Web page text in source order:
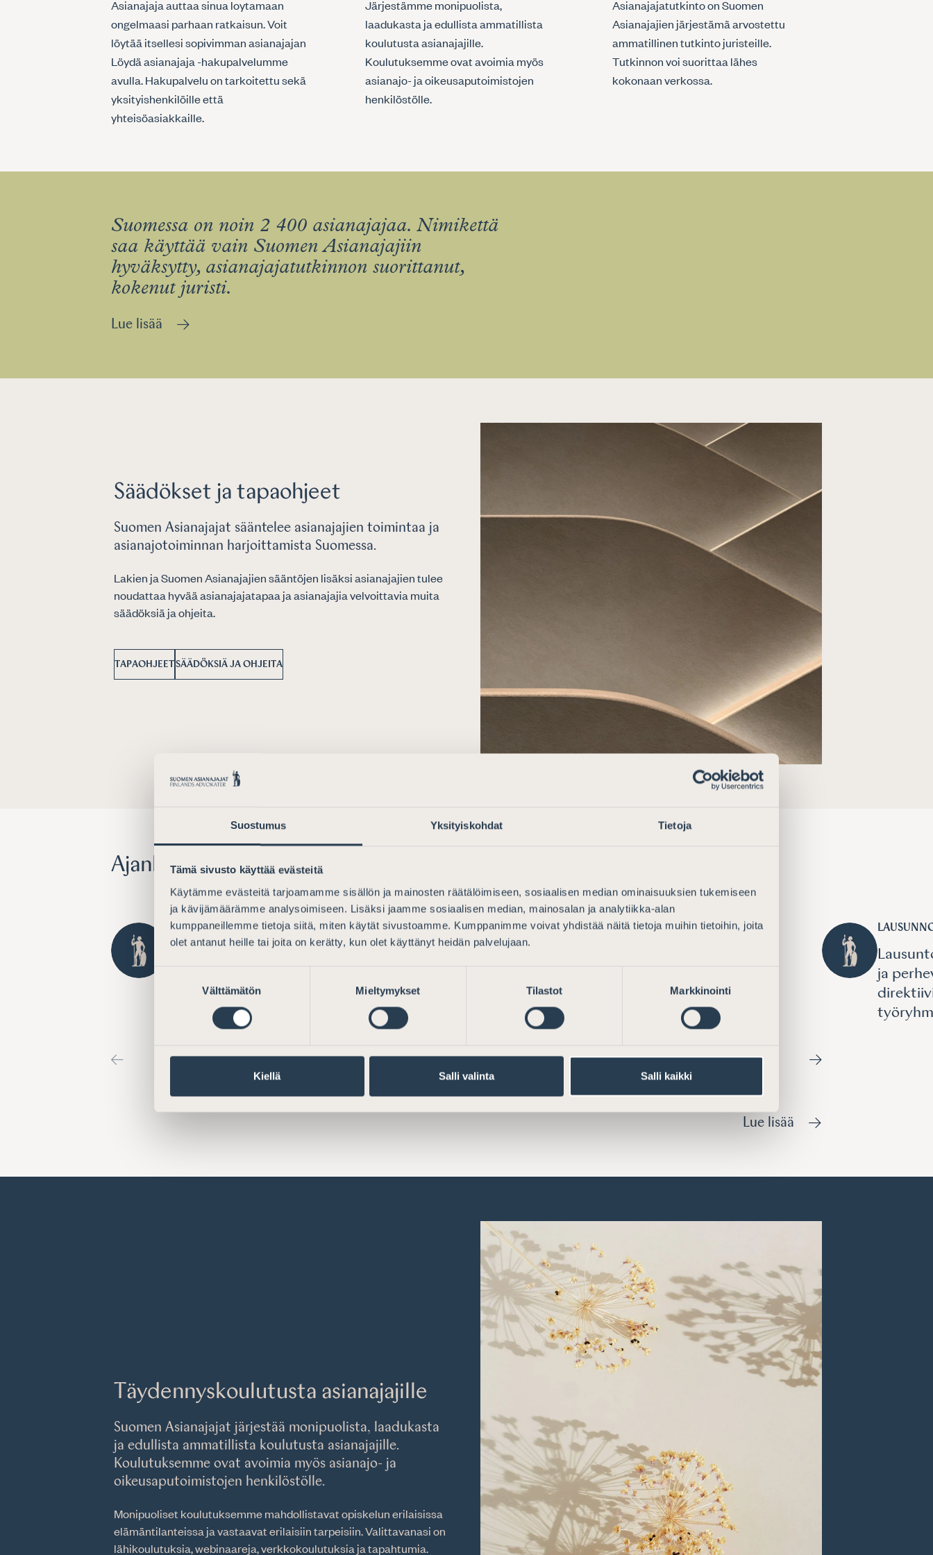
Suostumus Yksityiskohdat Tietoja
Tämä sivusto käyttää evästeitä
Käytämme evästeitä tarjoamamme sisällön ja mainosten räätälöimiseen, sosiaalisen median ominaisuuksien tukemiseen
ja kävijämäärämme analysoimiseen. Lisäksi jaamme sosiaalisen median, mainosalan ja analytiikka-alan
kumppaneillemme tietoja siitä, miten käytät sivustoamme. Kumppanimme voivat yhdistää näitä tietoja muihin tietoihin, joita
olet antanut heille tai joita on kerätty, kun olet käyttänyt heidän palvelujaan.
Suostumuksen
Välttämätön Mieltymykset Tilastot Markkinointi
Kiellä Salli valinta Salli kaikki
Asianajaja auttaa sinua loytamaan
ongelmaasi parhaan ratkaisun. Voit
löytää itsellesi sopivimman asianajajan
Löydä asianajaja -hakupalvelumme
avulla. Hakupalvelu on tarkoitettu sekä
yksityishenkilöille että
yhteisöasiakkaille.
Järjestämme monipuolista,
laadukasta ja edullista ammatillista
koulutusta asianajajille.
Koulutuksemme ovat avoimia myös
asianajo- ja oikeusaputoimistojen
henkilöstölle.
Asianajajatutkinto on Suomen
Asianajajien järjestämä arvostettu
ammatillinen tutkinto juristeille.
Tutkinnon voi suorittaa lähes
kokonaan verkossa.
Suomessa on noin 2 400 asianajajaa. Nimikettä
saa käyttää vain Suomen Asianajajiin
hyväksytty, asianajajatutkinnon suorittanut,
kokenut juristi.
Lue lisää
Säädökset ja tapaohjeet
Suomen Asianajajat sääntelee asianajajien toimintaa ja
asianajotoiminnan harjoittamista Suomessa.
Lakien ja Suomen Asianajajien sääntöjen lisäksi asianajajien tulee
noudattaa hyvää asianajajatapaa ja asianajajia velvoittavia muita
säädöksiä ja ohjeita.
TAPAOHJEETSÄÄDÖKSIÄ JA OHJEITA
Ajankohtaista
LAUSUNNOT15.7.2026
direktiiviehdotuksesta
LAUSUNNOT15.7.2026
uudistamista koskevasta
työryhmämietinnöstä
ja
Lue lisää
Täydennyskoulutusta asianajajille
Suomen Asianajajat järjestää monipuolista, laadukasta
ja edullista ammatillista koulutusta asianajajille.
Koulutuksemme ovat avoimia myös asianajo- ja
oikeusaputoimistojen henkilöstölle.
Monipuoliset koulutuksemme mahdollistavat opiskelun erilaisissa
elämäntilanteissa ja vastaavat erilaisiin tarpeisiin. Valittavanasi on
lähikoulutuksia, webinaareja, verkkokoulutuksia ja tapahtumia.